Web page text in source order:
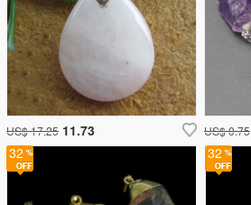
US$ 0.75
32
32
US$ 17.25 11.73